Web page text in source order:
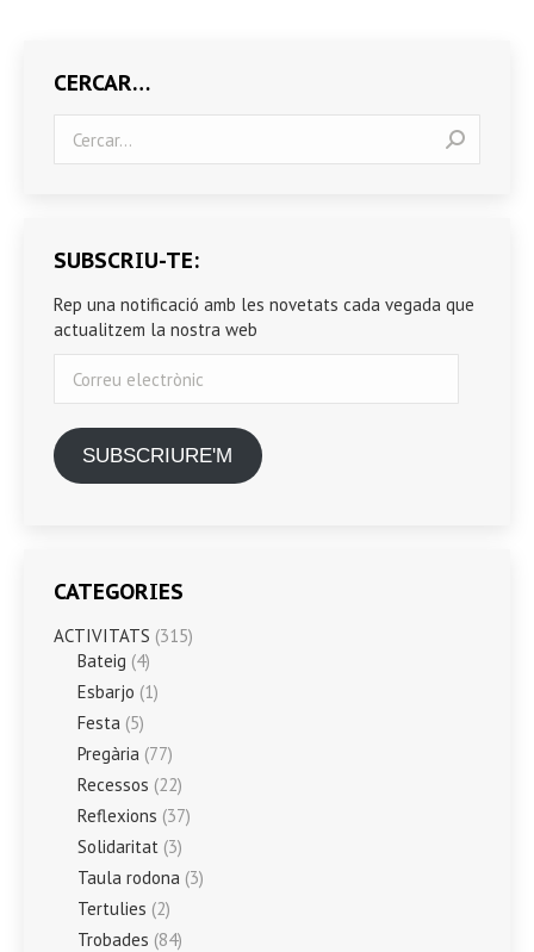
CERCAR…
SUBSCRIU-TE:
Rep una notificació amb les novetats cada vegada que
actualitzem la nostra web
electrònic
SUBSCRIURE'M
CATEGORIES
ACTIVITATS (315)
Bateig (4)
Esbarjo (1)
Festa (5)
Pregària (77)
Recessos (22)
Reflexions (37)
Solidaritat (3)
Taula rodona (3)
Tertulies (2)
Trobades (84)